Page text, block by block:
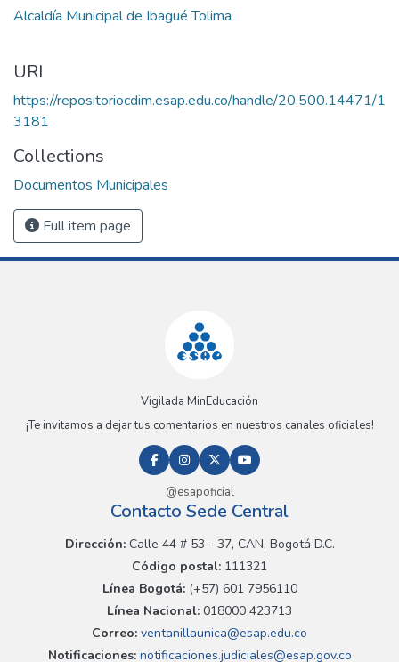
Alcaldía Municipal de Ibagué Tolima
URI
https://repositoriocdim.esap.edu.co/handle/20.500.14471/1
3181
Collections
Documentos Municipales
Full item page
Vigilada MinEducación
¡Te invitamos a dejar tus comentarios en nuestros canales oficiales!
@esapoficial
Contacto Sede Central
Dirección:Calle 44 # 53 - 37, CAN, Bogotá D.C.
Código postal: 111321
Línea Bogotá:(+57) 601 7956110
Línea Nacional: 018000 423713
Correo: ventanillaunica@esap.edu.co
Notificaciones:notificaciones.judiciales@esap.gov.co